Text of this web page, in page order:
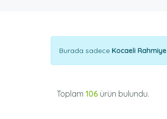
Burada sadece Kocaeli Rahmiye
Toplam 106 ürün bulundu.